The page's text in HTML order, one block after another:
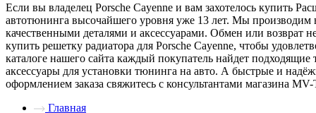
Если вы владелец Porsche Cayenne и вам захотелось купить
автотюнинга высочайшего уровня уже 13 лет. Мы производим
качественными деталями и аксессуарами. Обмен или возврат
купить решетку радиатора для Porsche Cayenne, чтобы
каталоге нашего сайта каждый покупатель найдет
аксессуары для установки тюнинга на авто. А быстрые и
оформлением заказа свяжитесь с консультантами магазина
Главная